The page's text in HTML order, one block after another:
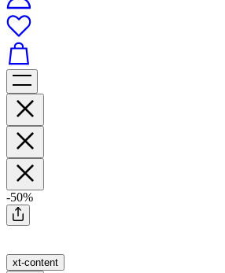
-50%
xt-content